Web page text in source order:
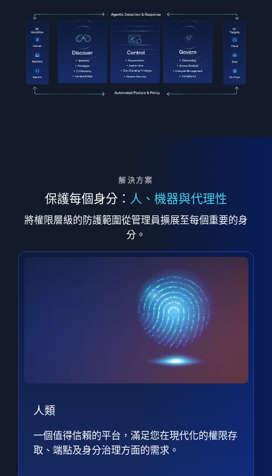
解決方案
保護每個身分： 人、機器與代理性
將權限層級的防護範圍從管理員擴展至每個重要的身
分。
人類
一個值得信賴的平台，滿足您在現代化的權限存
取、端點及身分治理方面的需求。